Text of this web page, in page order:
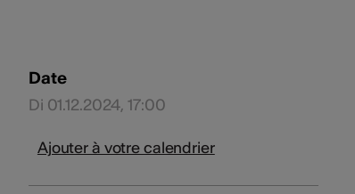
Date
Di 01.12.2024, 17:00
Ajouter à votre calendrier